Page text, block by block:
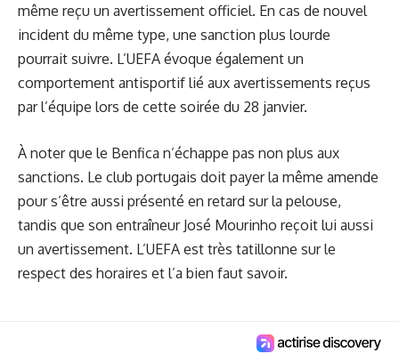
même reçu un avertissement officiel. En cas de nouvel
incident du même type, une sanction plus lourde
pourrait suivre. L’UEFA évoque également un
comportement antisportif lié aux avertissements reçus
par l’équipe lors de cette soirée du 28 janvier.
À noter que le Benfica n’échappe pas non plus aux
sanctions. Le club portugais doit payer la même amende
pour s’être aussi présenté en retard sur la pelouse,
tandis que son entraîneur José Mourinho reçoit lui aussi
un avertissement. L’UEFA est très tatillonne sur le
respect des horaires et l’a bien faut savoir.